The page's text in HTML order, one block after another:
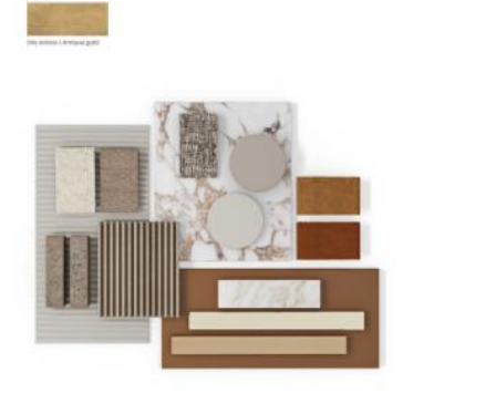
квалифицированные грузчики
специального оборудования и техники
Подъём на этажи — доставка мебели и
дверных блоков в квартиры и офисы с
использованием лифтов или монтажных
средств
Распаковка и расстановка— специалисты
распаковывают товар и устанавливают его в
указанное место